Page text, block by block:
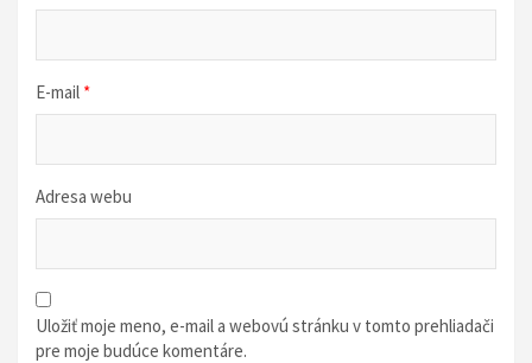
E-mail *
Adresa webu
Uložiť moje meno, e-mail a webovú stránku v tomto prehliadači
pre moje budúce komentáre.